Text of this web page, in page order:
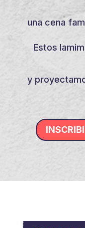
una cena
Estos
y